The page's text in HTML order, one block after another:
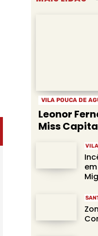
VILA POUCA DE
Leonor
Miss